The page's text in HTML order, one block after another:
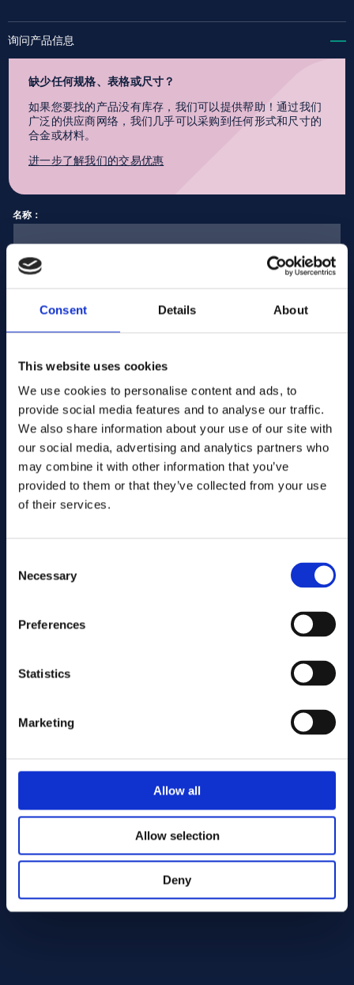
Consent Details About
This website uses cookies
We use cookies to personalise content and ads, to
provide social media features and to analyse our traffic.
We also share information about your use of our site with
our social media, advertising and analytics partners who
may combine it with other information that you’ve
provided to them or that they’ve collected from your use
of their services.
Selection
Necessary
Preferences
Statistics
Marketing
Allow all
Allow selection
Deny
询问产品信息
缺少任何规格、表格或尺寸？
如果您要找的产品没有库存，我们可以提供帮助！通过我们
广泛的供应商网络，我们几乎可以采购到任何形式和尺寸的
合金或材料。
进一步了解我们的交易优惠
名称：
电子邮件地址：
输入数量
您的信息
Cutting services